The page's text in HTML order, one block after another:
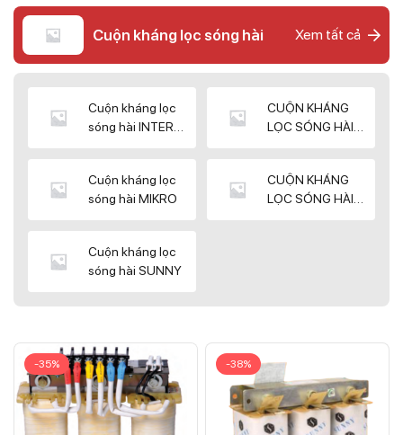
Cuộn kháng lọc sóng hài Xem tất cả
Cuộn kháng lọc
sóng hài INTER
CUỘN KHÁNG
LỌC SÓNG HÀI
Cuộn kháng lọc
sóng hài MIKRO
CUỘN KHÁNG
LỌC SÓNG HÀI
Cuộn kháng lọc
sóng hài SUNNY
-35% -38%